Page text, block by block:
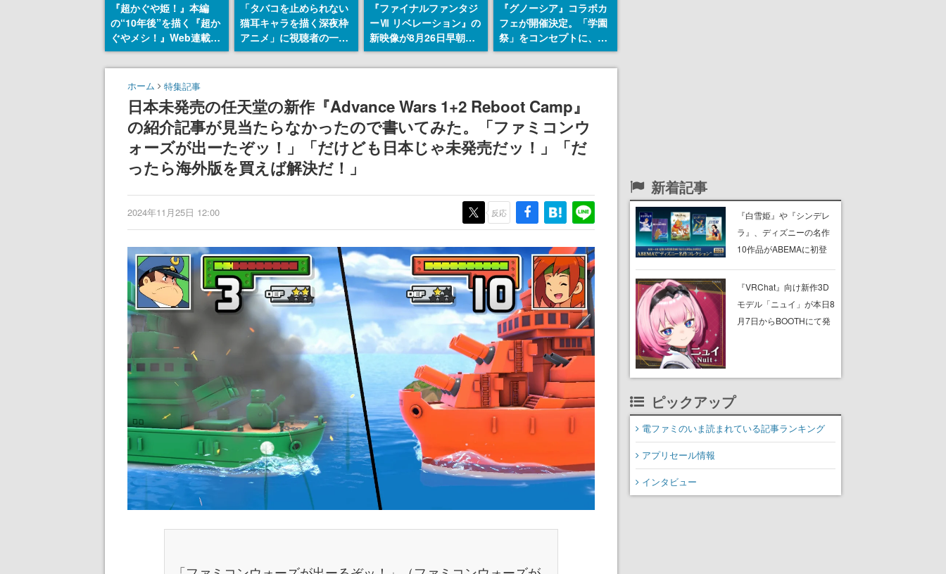
『超かぐや姫！』本編
の“10年後”を描く『超か
ぐやメシ！』Web連載決
定。新たなWebマンガレ
ーベル「ビビビコミッ
ク」にて特別話が掲載ス
タート、あのお話には…
まだ続きがある！
「タバコを止められない
猫耳キャラを描く深夜枠
アニメ」に視聴者の一部
から批判意見。違法薬物
の使用と思しき描写も含
す
『ファイナルファンタジ
ーⅦ リベレーション』の
新映像が8月26日早朝に
公開へ。『FF7』リメイ
クシリーズの完結編、
ディレクターの浜口直樹
氏が登壇する予定
『グノーシア』コラボカ
フェが開催決定。「学園
祭」をコンセプトに、模
擬店やセツやSQ、ラキオ
たちが学祭バンドを楽し
ホーム 特集記事
日本未発売の任天堂の新作『Advance Wars 1+2 Reboot Camp』
の紹介記事が見当たらなかったので書いてみた。「ファミコンウ
ォーズが出ーたぞッ！」「だけども日本じゃ未発売だッ！」「だ
ったら海外版を買えば解決だ！」
2024年11月25日 12:00 反応
新着記事
『白雪姫』や『シンデレ
ラ』、ディズニーの名作
10作品がABEMAに初登
ん』に『ピーター・パ
ン』、『くまのプーさ
ん』など、毎日1作品が午
『VRChat』向け新作3D
モデル「ニュイ」が本日8
月7日からBOOTHにて発
ピックアップ
電ファミのいま読まれている記事ランキング
アプリセール情報
インタビュー